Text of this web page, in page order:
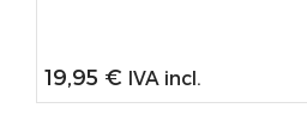
19,95 € IVA incl.